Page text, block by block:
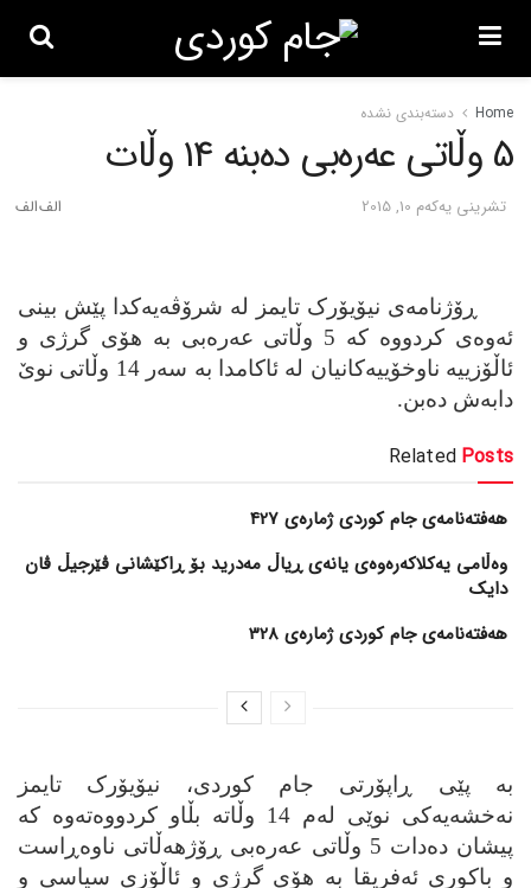
Home دسته‌بندی نشده
5 وڵاتی عه‌ره‌بی ده‌بنه‌ 14 وڵات
تشرینی یه‌كه‌م 10, 2015
ڕۆژنامه‌ی نیۆیۆرک تایمز له‌ شرۆڤه‌یه‌کدا پێش بینی
ئه‌وه‌ی کردووه‌ که‌ 5 وڵاتی عه‌ره‌بی به‌ هۆی گرژی و
ئاڵۆزییه‌ ناوخۆییه‌کانیان له‌ ئاکامدا به‌ سه‌ر 14 وڵاتی نوێ
دابه‌ش ده‌بن.
Related Posts
هەفتەنامەی جام کوردی ژمارەی 427
وەڵامی یەکلاکەرەوەی یانەی ڕیاڵ مەدرید بۆ ڕاکێشانی ڤێرجیڵ ڤان
دایک
هەفتەنامەی جام کوردی ژمارەی 328
به‌ پێی ڕاپۆرتی جام کوردی، نیۆیۆرک تایمز
نه‌خشه‌یه‌کی نوێی له‌م 14 وڵاته‌ بڵاو کردووه‌ته‌وه‌ که‌
پیشان ده‌دات 5 وڵاتی عه‌ره‌بی ڕۆژهه‌ڵاتی ناوه‌ڕاست
و باکوری ئه‌فریقا به‌ هۆی گرژی و ئاڵۆزی سیاسی و